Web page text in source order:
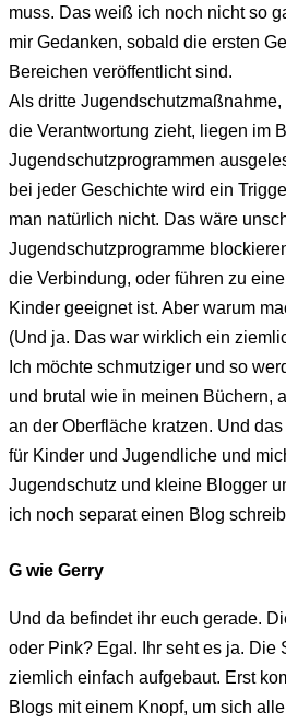
muss. Das weiß ich noch nicht so
mir Gedanken, sobald die ersten
Bereichen veröffentlicht sind.
Als dritte
die Verantwortung zieht, liegen im
Jugendschutzprogrammen
bei jeder Geschichte wird ein
man natürlich nicht. Das wäre
Jugendschutzprogramme
die Verbindung, oder führen zu
Kinder geeignet ist. Aber warum
(Und ja. Das war wirklich ein
Ich möchte schmutziger und so
und brutal wie in meinen Büchern,
an der Oberfläche kratzen. Und
für Kinder und Jugendliche und
Jugendschutz und kleine Blogger
ich noch separat einen Blog
G wie Gerry
Und da befindet ihr euch gerade.
oder Pink? Egal. Ihr seht es ja. Die
ziemlich einfach aufgebaut. Erst
Blogs mit einem Knopf, um sich